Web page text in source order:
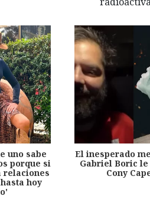
uno sabe
porque si
relaciones
hoy
El inesperado
Gabriel Boric le
Cony